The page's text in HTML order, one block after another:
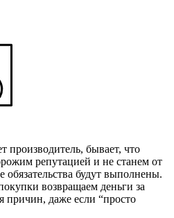
производитель, бывает, что
репутацией и не станем от
обязательства будут выполнены.
возвращаем деньги за
причин, даже если “просто